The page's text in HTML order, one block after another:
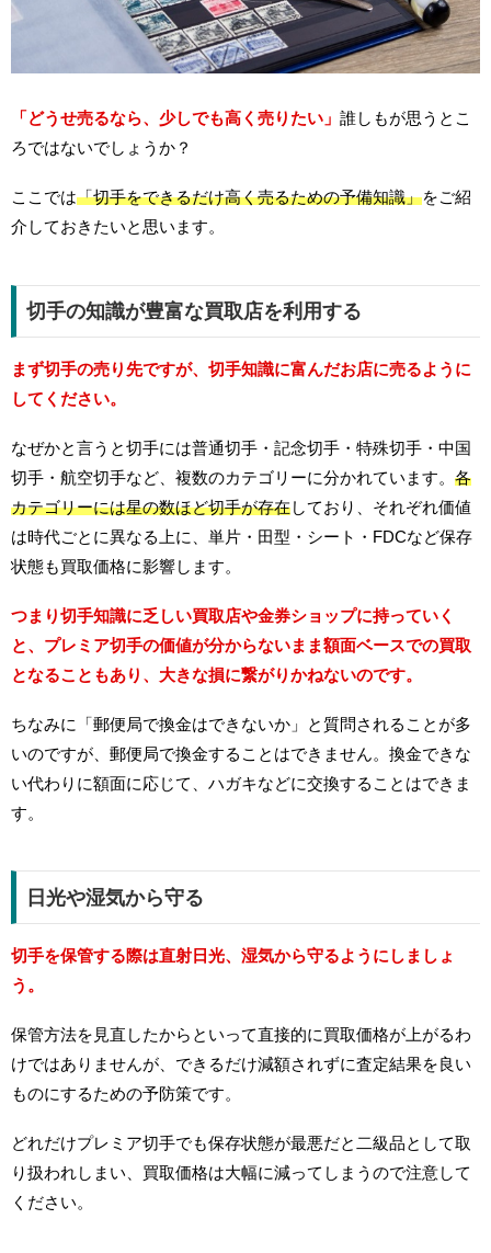
「どうせ売るなら、少しでも高く売りたい」 誰しもが思うとこ
ろではないでしょうか？
ここでは「切手をできるだけ高く売るための予備知識」をご紹
介しておきたいと思います。
切手の知識が豊富な買取店を利用する
まず切手の売り先ですが、切手知識に富んだお店に売るように
してください。
なぜかと言うと切手には普通切手・記念切手・特殊切手・中国
切手・航空切手など、複数のカテゴリーに分かれています。 各
カテゴリーには星の数ほど切手が存在 しており、それぞれ価値
は時代ごとに異なる上に、単片・田型・シート・FDCなど保存
状態も買取価格に影響します。
つまり切手知識に乏しい買取店や金券ショップに持っていく
と、プレミア切手の価値が分からないまま額面ベースでの買取
となることもあり、大きな損に繋がりかねないのです。
ちなみに「郵便局で換金はできないか」と質問されることが多
いのですが、郵便局で換金することはできません。換金できな
い代わりに額面に応じて、ハガキなどに交換することはできま
す。
日光や湿気から守る
切手を保管する際は直射日光、湿気から守るようにしましょ
う。
保管方法を見直したからといって直接的に買取価格が上がるわ
けではありませんが、できるだけ減額されずに査定結果を良い
ものにするための予防策です。
どれだけプレミア切手でも保存状態が最悪だと二級品として取
り扱われしまい、買取価格は大幅に減ってしまうので注意して
ください。